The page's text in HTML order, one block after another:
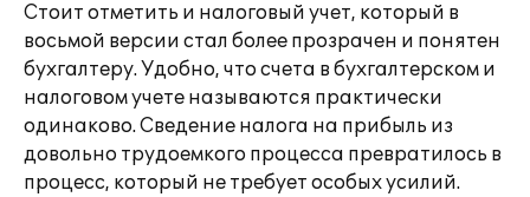
Стоит отметить и налоговый учет, который в
восьмой версии стал более прозрачен и понятен
бухгалтеру. Удобно, что счета в бухгалтерском и
налоговом учете называются практически
одинаково. Сведение налога на прибыль из
довольно трудоемкого процесса превратилось в
процесс, который не требует особых усилий.